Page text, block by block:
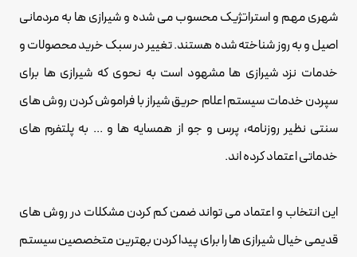
شهری مهم و استراتژیک محسوب می شده و شیرازی ها به مردمانی
اصیل و به روز شناخته شده هستند. تغییر در سبک خرید محصولات و
خدمات نزد شیرازی ها مشهود است به نحوی که شیرازی ها برای
سپردن خدمات سیستم اعلام حریق شیراز با فراموش کردن روش های
سنتی نظیر روزنامه، پرس و جو از همسایه ها و ... به پلتفرم های
خدماتی اعتماد کرده اند.
این انتخاب و اعتماد می تواند ضمن کم کردن مشکلات در روش های
قدیمی خیال شیرازی ها را برای پیدا کردن بهترین متخصصین سیستم